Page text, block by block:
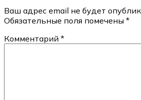
Ваш адрес email не будет
Обязательные поля помечены *
Комментарий *